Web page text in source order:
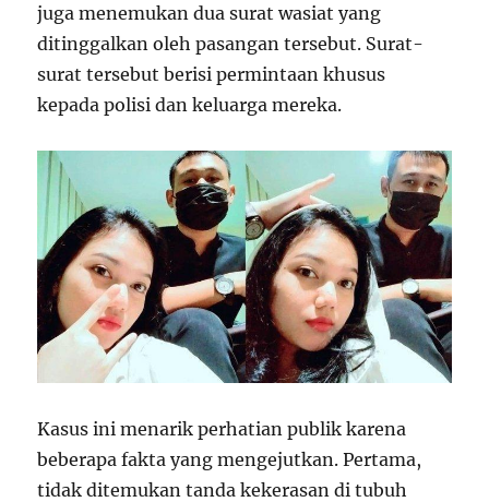
juga menemukan dua surat wasiat yang
ditinggalkan oleh pasangan tersebut. Surat-
surat tersebut berisi permintaan khusus
kepada polisi dan keluarga mereka.
Kasus ini menarik perhatian publik karena
beberapa fakta yang mengejutkan. Pertama,
tidak ditemukan tanda kekerasan di tubuh